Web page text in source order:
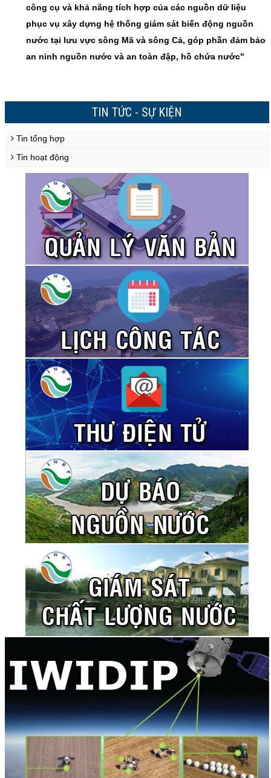
công cụ và khả năng tích hợp của các nguồn dữ liệu
phục vụ xây dựng hệ thống giám sát biến động nguồn
nước tại lưu vực sông Mã và sông Cả, góp phần đảm bảo
an ninh nguồn nước và an toàn đập, hồ chứa nước"
TIN TỨC - SỰ KIỆN
Tin tổng hợp
Tin hoạt động